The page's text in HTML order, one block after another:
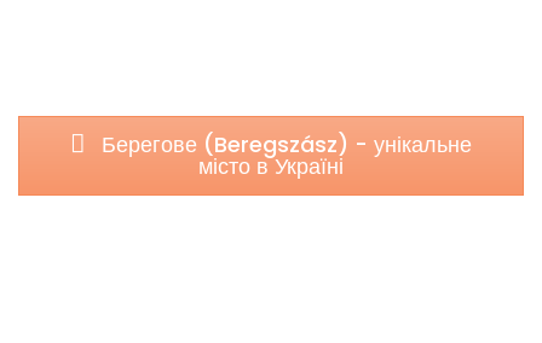
Берегове (Beregszász) - унікальне
місто в Україні